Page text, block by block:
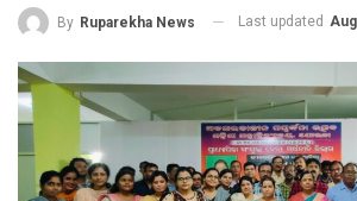
By Ruparekha News Last updated